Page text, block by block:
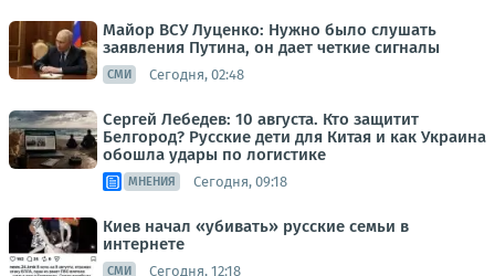
Майор ВСУ Луценко: Нужно было слушать
заявления Путина, он дает четкие сигналы
СМИ Сегодня, 02:48
Сергей Лебедев: 10 августа. Кто защитит
Белгород? Русские дети для Китая и как Украина
обошла удары по логистике
МНЕНИЯ Сегодня, 09:18
Киев начал «убивать» русские семьи в
интернете
СМИ Сегодня, 12:18